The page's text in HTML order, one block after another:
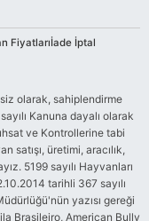
Fiyatlarıİade İptal
olarak, sahiplendirme
Kanuna dayalı olarak
ve Kontrollerine tabi
satışı, üretimi, aracılık,
5199 sayılı Hayvanları
tarihli 367 sayılı
yazısı gereği
Brasileiro, American Bully